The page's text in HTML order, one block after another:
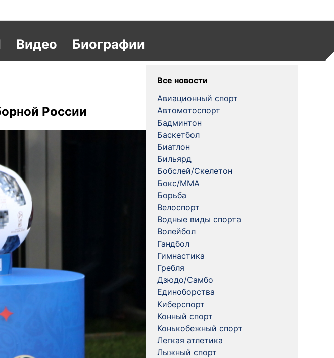
Видео Биографии
России
Все новости
Авиационный спорт
Автомотоспорт
Бадминтон
Баскетбол
Биатлон
Бильярд
Бобслей/Скелетон
Бокс/MMA
Борьба
Велоспорт
Водные виды спорта
Волейбол
Гандбол
Гимнастика
Гребля
Дзюдо/Самбо
Единоборства
Киберспорт
Конный спорт
Конькобежный спорт
Легкая атлетика
Лыжный спорт